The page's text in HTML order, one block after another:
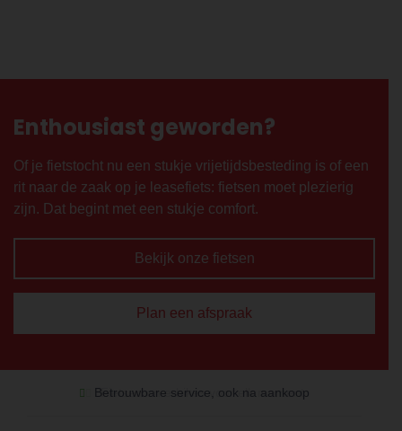
Enthousiast geworden?
Of je fietstocht nu een stukje vrijetijdsbesteding is of een
rit naar de zaak op je leasefiets: fietsen moet plezierig
zijn. Dat begint met een stukje comfort.
Bekijk onze fietsen
Plan een afspraak
Betrouwbare service, ook na aankoop